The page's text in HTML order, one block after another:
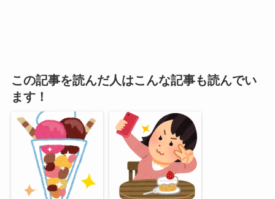
この記事を読んだ人はこんな記事も読んでい
ます！